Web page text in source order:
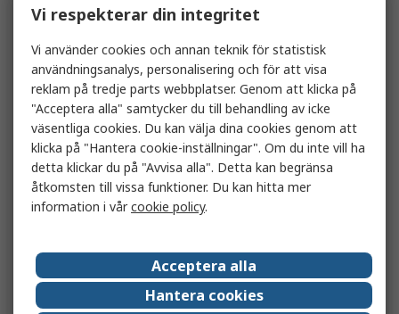
Vi respekterar din integritet
Vi använder cookies och annan teknik för statistisk
användningsanalys, personalisering och för att visa
reklam på tredje parts webbplatser. Genom att klicka på
"Acceptera alla" samtycker du till behandling av icke
väsentliga cookies. Du kan välja dina cookies genom att
klicka på "Hantera cookie-inställningar". Om du inte vill ha
detta klickar du på "Avvisa alla". Detta kan begränsa
åtkomsten till vissa funktioner. Du kan hitta mer
information i vårcookie policy.
Acceptera alla
Hantera cookies